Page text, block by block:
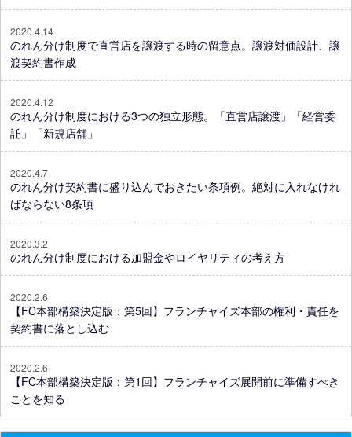
2020.4.14
のれん分け制度で直営店を譲渡する時の留意点。譲渡対価設計、譲
渡契約書作成
2020.4.12
のれん分け制度における3つの独立形態。「直営店譲渡」「経営委
託」「新規店舗」
2020.4.7
のれん分け契約書に盛り込んでおきたい条項例。絶対に入れなけれ
ばならない8条項
2020.3.2
のれん分け制度における加盟金やロイヤリティの考え方
2020.2.6
【FC本部構築決定版：第5回】フランチャイズ本部の権利・責任を
契約書に落とし込む
2020.2.6
【FC本部構築決定版：第1回】フランチャイズ展開前に準備すべき
ことを知る